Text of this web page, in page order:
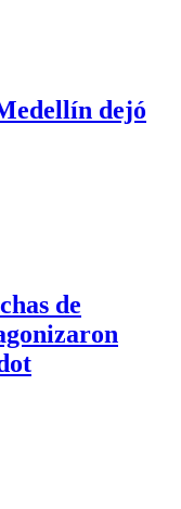
dejó
de